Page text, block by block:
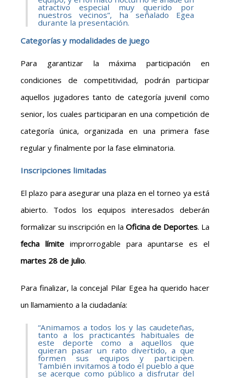
atractivo especial muy querido por
nuestros vecinos”, ha señalado Egea
durante la presentación.
Categorías y modalidades de juego
Para garantizar la máxima participación en
condiciones de competitividad, podrán participar
aquellos jugadores tanto de categoría juvenil como
senior, los cuales participaran en una competición de
categoría única, organizada en una primera fase
regular y finalmente por la fase eliminatoria.
Inscripciones limitadas
El plazo para asegurar una plaza en el torneo ya está
abierto. Todos los equipos interesados deberán
formalizar su inscripción en la Oficina de Deportes. La
fecha límiteimprorrogable para apuntarse es el
martes 28 de julio.
Para finalizar, la concejal Pilar Egea ha querido hacer
un llamamiento a la ciudadanía:
“Animamos a todos los y las caudeteñas,
tanto a los practicantes habituales de
este deporte como a aquellos que
quieran pasar un rato divertido, a que
formen sus equipos y participen.
También invitamos a todo el pueblo a que
se acerque como público a disfrutar del